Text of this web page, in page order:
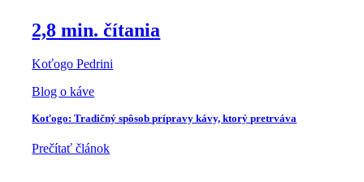
2,8 min. čítania
Koťogo Pedrini
Blog o káve
Koťogo: Tradičný spôsob prípravy kávy, ktorý pretrváva
Prečítať článok